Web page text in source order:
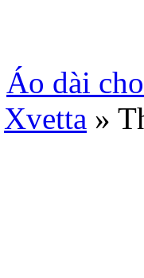
Áo dài
Xvetta »